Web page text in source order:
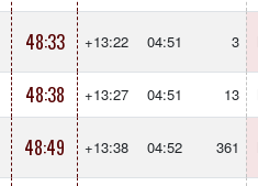
48:33 +13:22 04:51 3
48:38 +13:27 04:51 13
48:49 +13:38 04:52 361